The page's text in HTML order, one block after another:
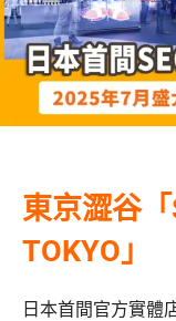
東京澀谷「
TOKYO」
日本首間官方實體